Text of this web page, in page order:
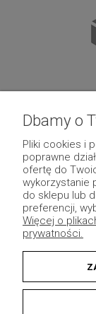
Dbamy o
Pliki cookies i
poprawne
ofertę do
wykorzystanie
do sklepu lub
preferencji,
Więcej o
prywatności.